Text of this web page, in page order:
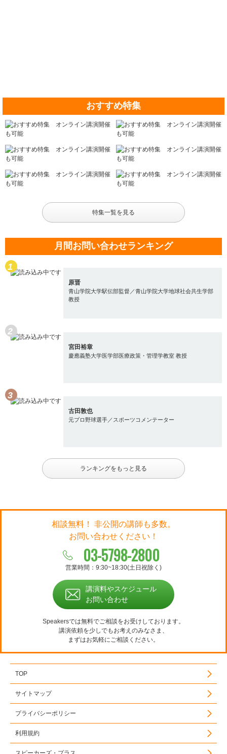
おすすめ特集
特集一覧を見る
月間お問い合わせランキング
原晋
青山学院大学駅伝部監督／青山学院大学地球社会共生学部
教授
宮田裕章
慶應義塾大学医学部医療政策・管理学教室 教授
古田敦也
元プロ野球選手／スポーツコメンテーター
ランキングをもっと見る
相談無料！ 非公開の講師も多数。
お問い合わせください！
03-5798-2800
営業時間：9:30~18:30(土日祝除く)
講演料やスケジュール
お問い合わせ
Speakersでは無料でご相談をお受けしております。
講演依頼を少しでもお考えのみなさま、
まずはお気軽にご相談ください。
TOP
サイトマップ
プライバシーポリシー
利用規約